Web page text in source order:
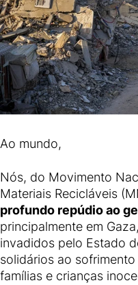
Ao mundo,
Nós, do Movimento
Materiais Recicláveis
profundo repúdio ao
principalmente em
invadidos pelo Estado
solidários ao
famílias e crianças